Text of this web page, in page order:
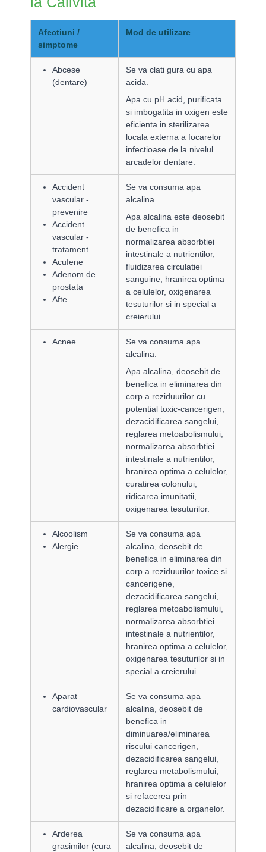
De aceea contează:când bei
apă de calitate constant, corpul
își face „treaba” mai eficient.
De aceea contează:
seniori, consecvența e cheia —
nu „mult dintr-o dată”, ci regulat.
Afectiuni /
simptome
Mod de utilizare
Abcese
(dentare)
Se va clati gura cu apa
acida.
Apa cu pH acid, purificata
si imbogatita in oxigen este
eficienta in sterilizarea
locala externa a focarelor
infectioase de la nivelul
arcadelor dentare.
Accident
vascular -
prevenire
Accident
vascular -
tratament
Acufene
Adenom de
prostata
Afte
Se va consuma apa
alcalina.
Apa alcalina este deosebit
de benefica in
normalizarea absorbtiei
intestinale a nutrientilor,
fluidizarea circulatiei
sanguine, hranirea optima
a celulelor, oxigenarea
tesuturilor si in special a
creierului.
Acnee
Se va consuma apa
alcalina.
Apa alcalina, deosebit de
benefica in eliminarea din
corp a reziduurilor cu
potential toxic-cancerigen,
dezacidificarea sangelui,
reglarea metoabolismului,
normalizarea absorbtiei
intestinale a nutrientilor,
hranirea optima a celulelor,
curatirea colonului,
ridicarea imunitatii,
oxigenarea tesuturilor.
Alcoolism
Alergie
Se va consuma apa
alcalina, deosebit de
benefica in eliminarea din
corp a reziduurilor toxice si
cancerigene,
dezacidificarea sangelui,
reglarea metoabolismului,
normalizarea absorbtiei
intestinale a nutrientilor,
hranirea optima a celulelor,
oxigenarea tesuturilor si in
special a creierului.
Aparat
cardiovascular
Se va consuma apa
alcalina, deosebit de
benefica in
diminuarea/eliminarea
riscului cancerigen,
dezacidificarea sangelui,
reglarea metabolismului,
hranirea optima a celulelor
si refacerea prin
dezacidificare a organelor.
Arderea
grasimilor (cura
Se va consuma apa
alcalina, deosebit de